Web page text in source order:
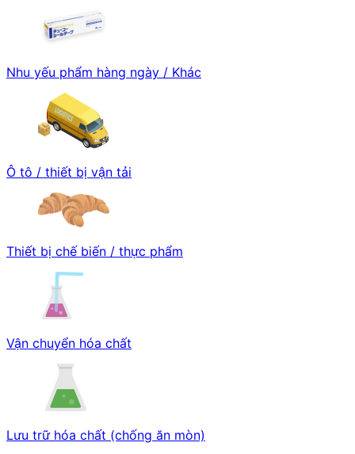
Nhu yếu phẩm hàng ngày / Khác
Ô tô / thiết bị vận tải
Thiết bị chế biến / thực phẩm
Vận chuyển hóa chất
Lưu trữ hóa chất (chống ăn mòn)